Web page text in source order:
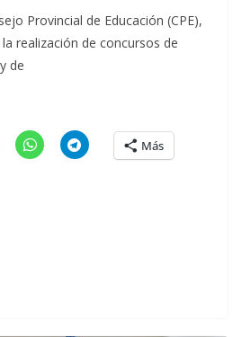
Provincial de Educación (CPE),
realización de concursos de
de
Más